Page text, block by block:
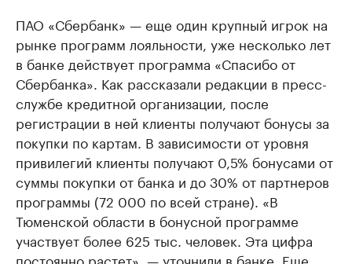
ПАО «Сбербанк» — еще один крупный игрок на
рынке программ лояльности, уже несколько лет
в банке действует программа «Спасибо от
Сбербанка». Как рассказали редакции в пресс-
службе кредитной организации, после
регистрации в ней клиенты получают бонусы за
покупки по картам. В зависимости от уровня
привилегий клиенты получают 0,5% бонусами от
суммы покупки от банка и до 30% от партнеров
программы (72 000 по всей стране). «В
Тюменской области в бонусной программе
участвует более 625 тыс. человек. Эта цифра
постоянно растет», — уточнили в банке. Еще